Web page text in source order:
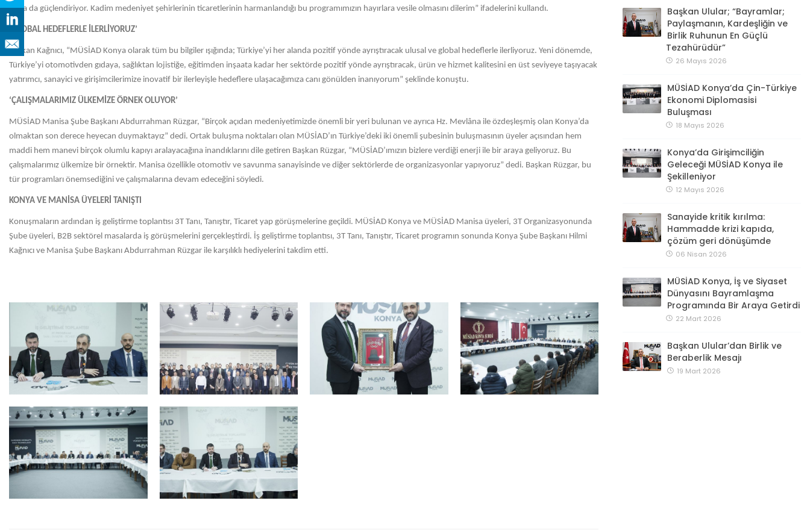
daha da güçlendiriyor. Kadim medeniyet şehirlerinin ticaretlerinin harmanlandığı bu programımızın hayırlara vesile olmasını dilerim” ifadelerini kullandı.
‘GLOBAL HEDEFLERLE İLERLİYORUZ’
Başkan Kağnıcı, “MÜSİAD Konya olarak tüm bu bilgiler ışığında; Türkiye’yi her alanda pozitif yönde ayrıştıracak ulusal ve global hedeflerle ilerliyoruz. Yeni dönemde,
Türkiye’yi otomotivden gıdaya, sağlıktan lojistiğe, eğitimden inşaata kadar her sektörde pozitif yönde ayrıştıracak, ürün ve hizmet kalitesini en üst seviyeye taşıyacak
yatırımcı, sanayici ve girişimcilerimize inovatif bir ilerleyişle hedeflere ulaşacağımıza canı gönülden inanıyorum” şeklinde konuştu.
‘ÇALIŞMALARIMIZ ÜLKEMİZE ÖRNEK OLUYOR’
MÜSİAD Manisa Şube Başkanı Abdurrahman Rüzgar, “Birçok açıdan medeniyetimizde önemli bir yeri bulunan ve ayrıca Hz. Mevlâna ile özdeşleşmiş olan Konya’da
olmaktan son derece heyecan duymaktayız” dedi. Ortak buluşma noktaları olan MÜSİAD’ın Türkiye’deki iki önemli şubesinin buluşmasının üyeler açısından hem
maddi hem manevi birçok olumlu kapıyı aralayacağına inandıklarını dile getiren Başkan Rüzgar, “MÜSİAD’ımızın bizlere verdiği enerji ile bir araya geliyoruz. Bu
çalışmalarımız ülkemize bir örnektir. Manisa özellikle otomotiv ve savunma sanayisinde ve diğer sektörlerde de organizasyonlar yapıyoruz” dedi. Başkan Rüzgar, bu
tür programları önemsediğini ve çalışmalarına devam edeceğini söyledi.
KONYA VE MANİSA ÜYELERİ TANIŞTI
Konuşmaların ardından iş geliştirme toplantısı 3T Tanı, Tanıştır, Ticaret yap görüşmelerine geçildi. MÜSİAD Konya ve MÜSİAD Manisa üyeleri, 3T Organizasyonunda
Şube üyeleri, B2B sektörel masalarda iş görüşmelerini gerçekleştirdi. İş geliştirme toplantısı, 3T Tanı, Tanıştır, Ticaret programın sonunda Konya Şube Başkanı Hilmi
Kağnıcı ve Manisa Şube Başkanı Abdurrahman Rüzgar ile karşılıklı hediyelerini takdim etti.
Başkan Ulular; “Bayramlar;
Paylaşmanın, Kardeşliğin ve
Birlik Ruhunun En Güçlü
Tezahürüdür”
26 Mayıs 2026
MÜSİAD Konya’da Çin-Türkiye
Ekonomi Diplomasisi
Buluşması
18 Mayıs 2026
Konya’da Girişimciliğin
Geleceği MÜSİAD Konya ile
Şekilleniyor
12 Mayıs 2026
Sanayide kritik kırılma:
Hammadde krizi kapıda,
çözüm geri dönüşümde
06 Nisan 2026
MÜSİAD Konya, İş ve Siyaset
Dünyasını Bayramlaşma
Programında Bir Araya Getirdi
22 Mart 2026
Başkan Ulular’dan Birlik ve
Beraberlik Mesajı
19 Mart 2026